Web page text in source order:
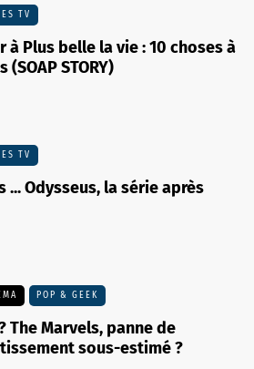
TV
à Plus belle la vie : 10 choses à
STORY)
TV
... Odysseus, la série après
POP & GEEK
The Marvels, panne de
sous-estimé ?